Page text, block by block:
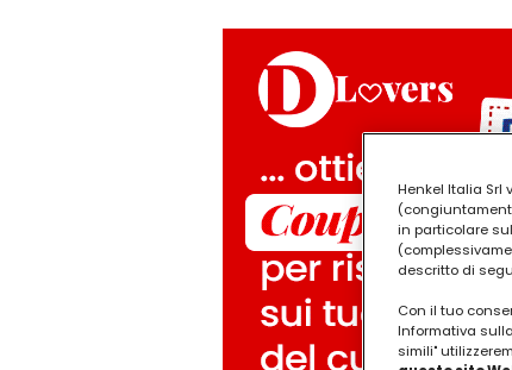
Henkel Italia Srl
in particolare
descritto di
Con il tuo
Informativa
simili"